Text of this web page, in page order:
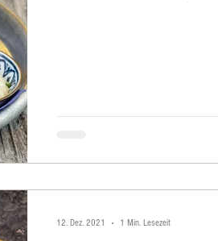
12. Dez. 2021 1 Min. Lesezeit